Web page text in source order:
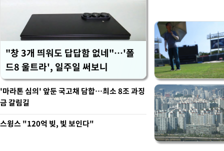
"창 3개 띄워도 답답함 없네"…'폴
드8 울트라', 일주일 써보니
'마라톤 심의' 앞둔 국고채 담합…최소 8조 과징
금 갈림길
스윙스 "120억 빚, 빛 보인다"